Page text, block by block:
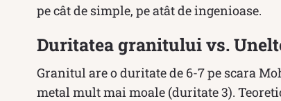
pe cât de simple, pe atât de ingenioase.
Duritatea granitului vs.
Granitul are o duritate de 6-7 pe scara
metal mult mai moale (duritate 3).